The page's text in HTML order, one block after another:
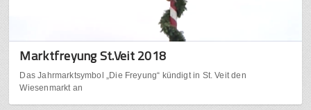
Marktfreyung St.Veit 2018
Das Jahrmarktsymbol „Die Freyung“ kündigt in St. Veit den
Wiesenmarkt an